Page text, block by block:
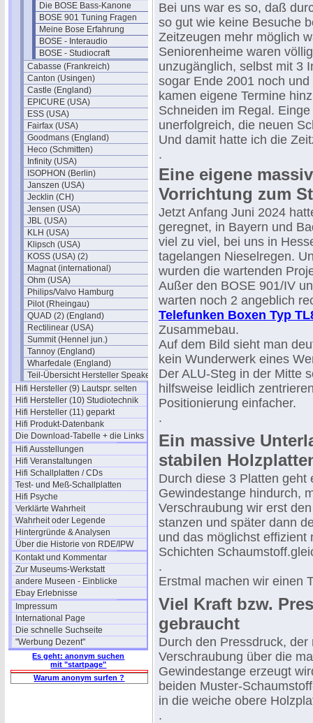
Die BOSE Bass-Kanone
BOSE 901 Tuning Fragen
Meine Bose Erfahrung
BOSE - Interaudio
BOSE - Studiocraft
Cabasse (Frankreich)
Canton (Usingen)
Castle (England)
EPICURE (USA)
ESS (USA)
Fairfax (USA)
Goodmans (England)
Heco (Schmitten)
Infinity (USA)
ISOPHON (Berlin)
Janszen (USA)
Jecklin (CH)
Jensen (USA)
JBL (USA)
KLH (USA)
Klipsch (USA)
KOSS (USA) (2)
Magnat (international)
Ohm (USA)
Philips/Valvo Hamburg
Pilot (Rheingau)
QUAD (2) (England)
Rectilinear (USA)
Summit (Hennel jun.)
Tannoy (England)
Wharfedale (England)
Teil-Übersicht Hersteller Speaker
Hifi Hersteller (9) Lautspr. selten
Hifi Hersteller (10) Studiotechnik
Hifi Hersteller (11) geparkt
Hifi Produkt-Datenbank
Die Download-Tabelle + die Links
Hifi Ausstellungen
Hifi Veranstaltungen
Hifi Schallplatten / CDs
Test- und Meß-Schallplatten
Hifi Psyche
Verklärte Wahrheit
Wahrheit oder Legende
Hintergründe & Analysen
Über die Historie von RDE/IPW
Kontakt und Kommentar
Zur Museums-Werkstatt
andere Museen - Einblicke
Ebay Erlebnisse
Impressum
International Page
Die schnelle Suchseite
"Werbung Dezent"
Es geht: anonym suchen
mit "startpage"
Warum anonym surfen ?
Bei uns war es so, daß
so gut wie keine Besuche
Zeitzeugen mehr möglich
Seniorenheime waren
unzugänglich, selbst mit 3
sogar Ende 2001 noch
kamen eigene Termine
Schneiden im Regal.
unerfolgreich, die neuen
Und damit hatte ich die
.
Eine eigene
Vorrichtung zum
Jetzt Anfang Juni 2024
geregnet, in Bayern und
viel zu viel, bei uns in
tagelangen Nieselregen.
wurden die wartenden
Außer den BOSE 901/IV
warten noch 2 angeblich
Telefunken Boxen Typ
Zusammebau.
Auf dem Bild sieht man
kein Wunderwerk eines
Der ALU-Steg in der Mitte
hilfsweise leidlich
Positionierung einfacher.
.
Ein massive
stabilen
Durch diese 3 Platten geht
Gewindestange hindurch,
Verschraubung wir erst
stanzen und später dann
und das möglichst effizient
Schichten
.
Erstmal machen wir einen
Viel Kraft bzw.
gebraucht
Durch den Pressdruck, der
Verschraubung über die
Gewindestange erzeugt
beiden Muster-
in die weiche obere
.